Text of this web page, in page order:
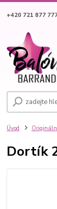
+420 721 877
Úvod
Dortík